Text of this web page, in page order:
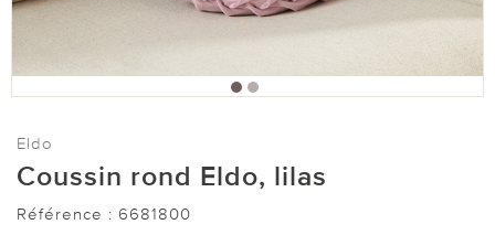
Eldo
Coussin rond Eldo, lilas
Référence : 6681800